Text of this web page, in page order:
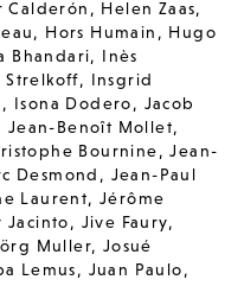
Calderón , Helen Zaas,
, Hors Humain , Hugo
Bhandari, Inès
, Insgrid
, Isona Dodero, Jacob
Jean-Benoît Mollet,
Bournine,Jean-
Desmond , Jean-Paul
Laurent,Jérôme
Jacinto, Jive Faury,
Muller, Josué
Lemus, Juan Paulo,